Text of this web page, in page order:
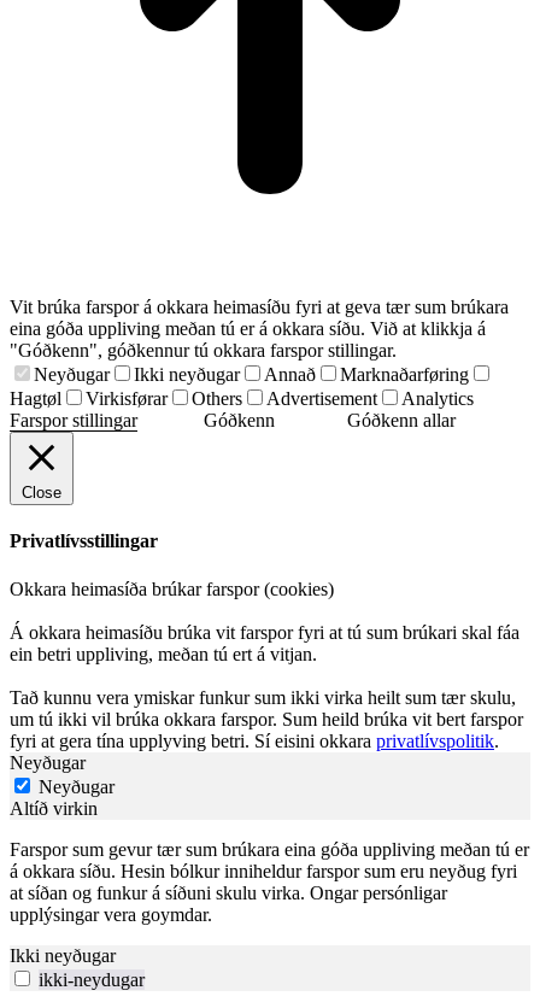
Vit brúka farspor á okkara heimasíðu fyri at geva tær sum brúkara
eina góða uppliving meðan tú er á okkara síðu. Við at klikkja á
"Góðkenn", góðkennur tú okkara farspor stillingar.
Neyðugar
Ikki neyðugar Annað
Marknaðarføring
Hagtøl
Virkisførar Others Advertisement
Analytics
Farspor stillingar
Góðkenn Góðkenn allar
Close
Privatlívsstillingar
Okkara heimasíða brúkar farspor (cookies)
Á okkara heimasíðu brúka vit farspor fyri at tú sum brúkari skal fáa
ein betri uppliving, meðan tú ert á vitjan.
Tað kunnu vera ymiskar funkur sum ikki virka heilt sum tær skulu,
um tú ikki vil brúka okkara farspor. Sum heild brúka vit bert farspor
fyri at gera tína upplyving betri. Sí eisini okkara privatlívspolitik.
Neyðugar
Neyðugar
Altíð virkin
Farspor sum gevur tær sum brúkara eina góða uppliving meðan tú er
á okkara síðu. Hesin bólkur inniheldur farspor sum eru neyðug fyri
at síðan og funkur á síðuni skulu virka. Ongar persónligar
upplýsingar vera goymdar.
Ikki neyðugar
ikki-neydugar